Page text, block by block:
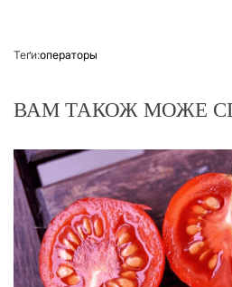
Теґи:операторы
ВАМ ТАКОЖ МОЖЕ